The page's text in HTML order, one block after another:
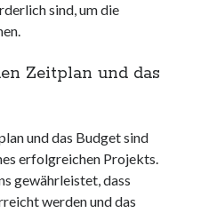
sind, um die
Zeitplan und das
und das Budget sind
erfolgreichen Projekts.
gewährleistet, dass
werden und das